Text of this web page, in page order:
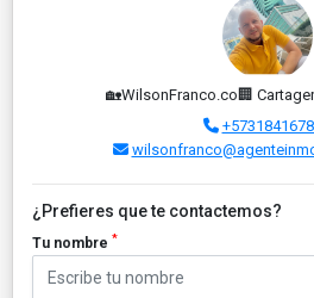
🏡WilsonFranco.co🏢
¿Prefieres que te contactemos?
Tu nombre *